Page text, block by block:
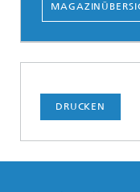
DRUCKEN